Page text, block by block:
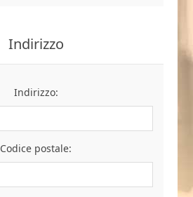
Indirizzo
Indirizzo:
Codice postale: